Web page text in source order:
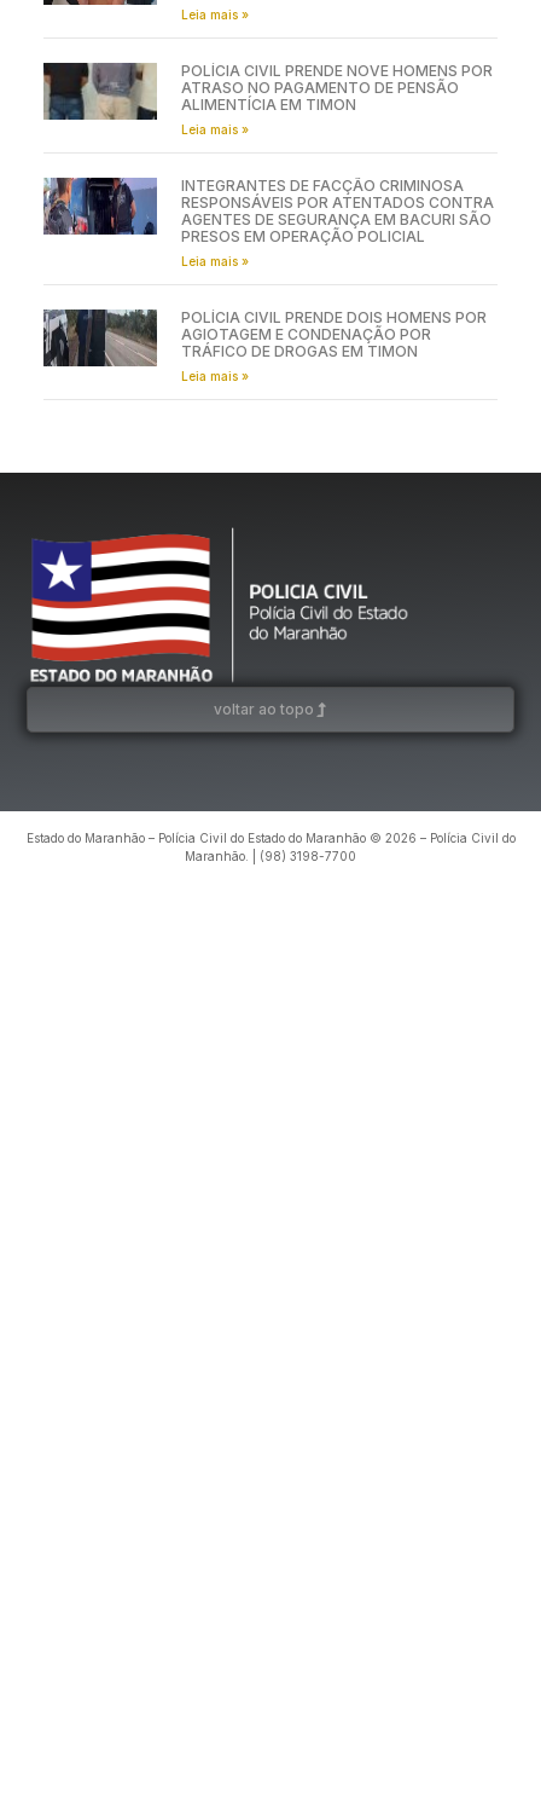
Leia mais »
POLÍCIA CIVIL PRENDE NOVE HOMENS POR
ATRASO NO PAGAMENTO DE PENSÃO
ALIMENTÍCIA EM TIMON
Leia mais »
INTEGRANTES DE FACÇÃO CRIMINOSA
RESPONSÁVEIS POR ATENTADOS CONTRA
AGENTES DE SEGURANÇA EM BACURI SÃO
PRESOS EM OPERAÇÃO POLICIAL
Leia mais »
POLÍCIA CIVIL PRENDE DOIS HOMENS POR
AGIOTAGEM E CONDENAÇÃO POR
TRÁFICO DE DROGAS EM TIMON
Leia mais »
voltar ao topo
Estado do Maranhão – Polícia Civil do Estado do Maranhão © 2026 – Polícia Civil do
Maranhão. | (98) 3198-7700